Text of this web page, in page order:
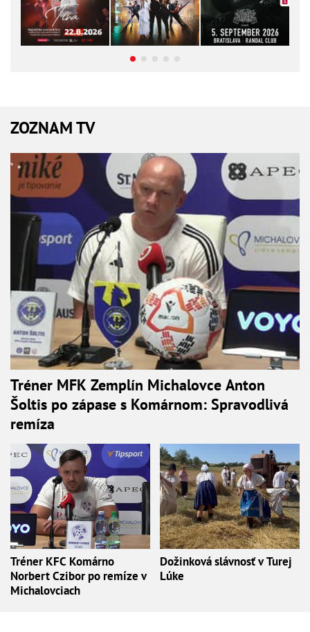
ZOZNAM TV
Tréner MFK Zemplín Michalovce Anton
Šoltis po zápase s Komárnom: Spravodlivá
remíza
Tréner KFC Komárno
Norbert Czibor po remíze v
Michalovciach
Dožinková slávnosť v Turej
Lúke